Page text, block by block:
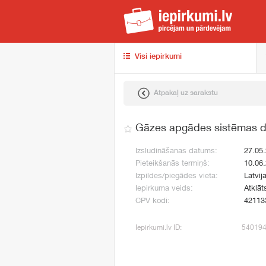
Visi iepirkumi
Atpakaļ uz sarakstu
Gāzes apgādes sistēmas
Izsludināšanas datums:
Pieteikšanās termiņš:
Izpildes/piegādes vieta:
Iepirkuma veids:
CPV kodi:
Iepirkumi.lv ID: